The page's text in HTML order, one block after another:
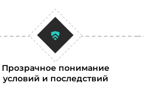
Прозрачное понимание
условий и последствий